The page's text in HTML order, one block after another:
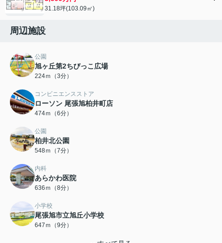
31.18坪(103.09㎡)
周辺施設
公園
旭ヶ丘第2ちびっこ広場
224ｍ（3分）
コンビニエンスストア
ローソン 尾張旭柏井町店
474ｍ（6分）
公園
柏井北公園
548ｍ（7分）
内科
あらかわ医院
636ｍ（8分）
小学校
尾張旭市立旭丘小学校
647ｍ（9分）